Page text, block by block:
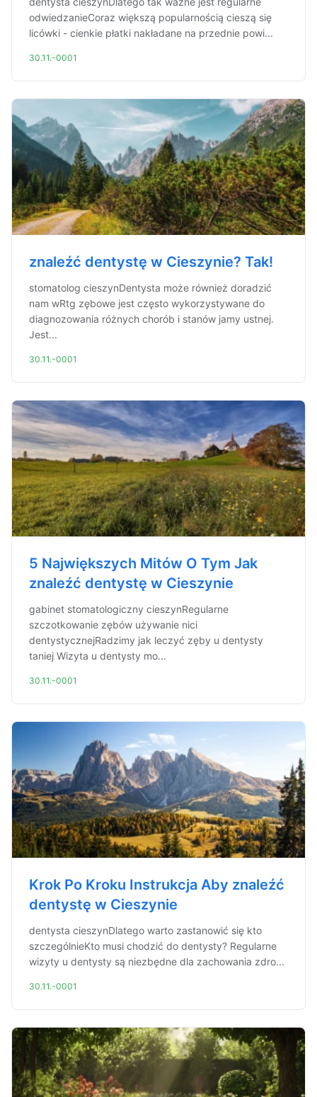
odwiedzanieCoraz większą popularnością cieszą się
licówki - cienkie płatki nakładane na przednie powi...
30.11.-0001
znaleźć dentystę w Cieszynie? Tak!
stomatolog cieszynDentysta może również doradzić
nam wRtg zębowe jest często wykorzystywane do
diagnozowania różnych chorób i stanów jamy ustnej.
Jest...
30.11.-0001
5 Największych Mitów O Tym Jak
znaleźć dentystę w Cieszynie
gabinet stomatologiczny cieszynRegularne
szczotkowanie zębów używanie nici
dentystycznejRadzimy jak leczyć zęby u dentysty
taniej Wizyta u dentysty mo...
30.11.-0001
Krok Po Kroku Instrukcja Aby znaleźć
dentystę w Cieszynie
dentysta cieszynDlatego warto zastanowić się kto
szczególnieKto musi chodzić do dentysty? Regularne
wizyty u dentysty są niezbędne dla zachowania zdro...
30.11.-0001